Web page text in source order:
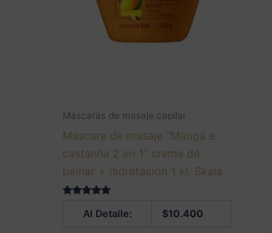
Máscaras de masaje capilar
Mascara de masaje “Manga e
castanha 2 en 1” crema de
peinar + hidratacion 1 kl. Skala
Al Detalle: $10.400